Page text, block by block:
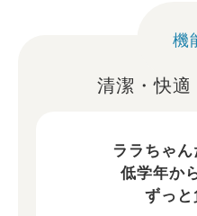
清潔・快
ララちゃ
低学年か
ずっ